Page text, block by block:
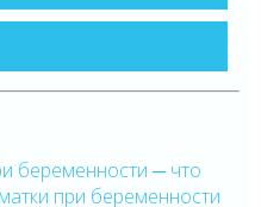
беременности ─ что
при беременности